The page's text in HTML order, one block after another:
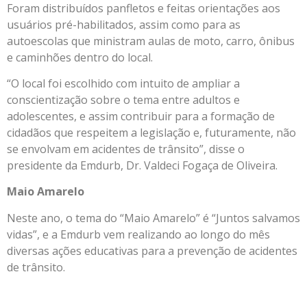
Foram distribuídos panfletos e feitas orientações aos
usuários pré-habilitados, assim como para as
autoescolas que ministram aulas de moto, carro, ônibus
e caminhões dentro do local.
“O local foi escolhido com intuito de ampliar a
conscientização sobre o tema entre adultos e
adolescentes, e assim contribuir para a formação de
cidadãos que respeitem a legislação e, futuramente, não
se envolvam em acidentes de trânsito”, disse o
presidente da Emdurb, Dr. Valdeci Fogaça de Oliveira.
Maio Amarelo
Neste ano, o tema do “Maio Amarelo” é “Juntos salvamos
vidas”, e a Emdurb vem realizando ao longo do mês
diversas ações educativas para a prevenção de acidentes
de trânsito.